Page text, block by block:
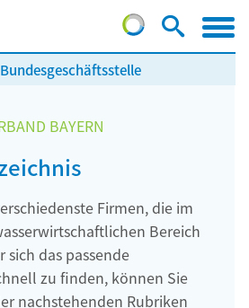
BAYERN
Firmen, die im
Bereich
das passende
zu finden, können Sie
nachstehenden Rubriken